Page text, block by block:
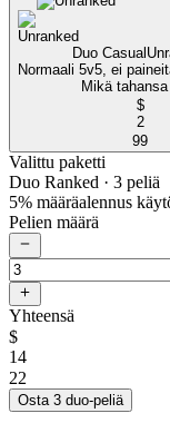
Duo Casual
Normaali 5v5, ei
Mikä
$
2
99
Valittu paketti
Duo Ranked · 3 peliä
5% määräalennus
Pelien määrä
Yhteensä
$
14
22
Osta 3 duo-peliä